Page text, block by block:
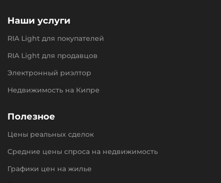
Наши услуги
RIA Light для покупателей
RIA Light для продавцов
Электронный риэлтор
Недвижимость на Кипре
Полезное
Цены реальных сделок
Средние цены спроса на недвижимость
Графики цен на жилье